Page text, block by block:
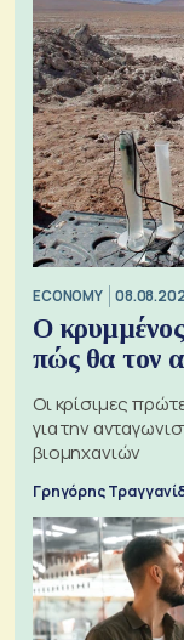
ECONOMY
Ο
πώς θα τον
Οι κρίσιμες
για την
βιομηχανιών
Γρηγόρης